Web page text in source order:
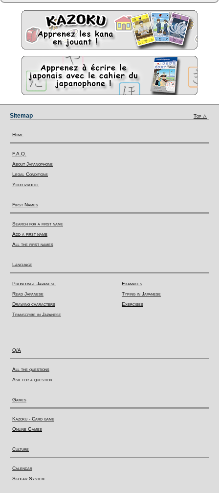
Sitemap Top △
Home
F.A.Q.
About Japanophone
Legal Conditions
Your profile
First Names
Search for a first name
Add a first name
All the first names
Language
Pronounce Japanese
Read Japanese
Drawing characters
Transcribe in Japanese
Examples
Typing in Japanese
Exercises
Q/A
All the questions
Ask for a question
Games
Kazoku - Card game
Online Games
Culture
Calendar
Scolar System